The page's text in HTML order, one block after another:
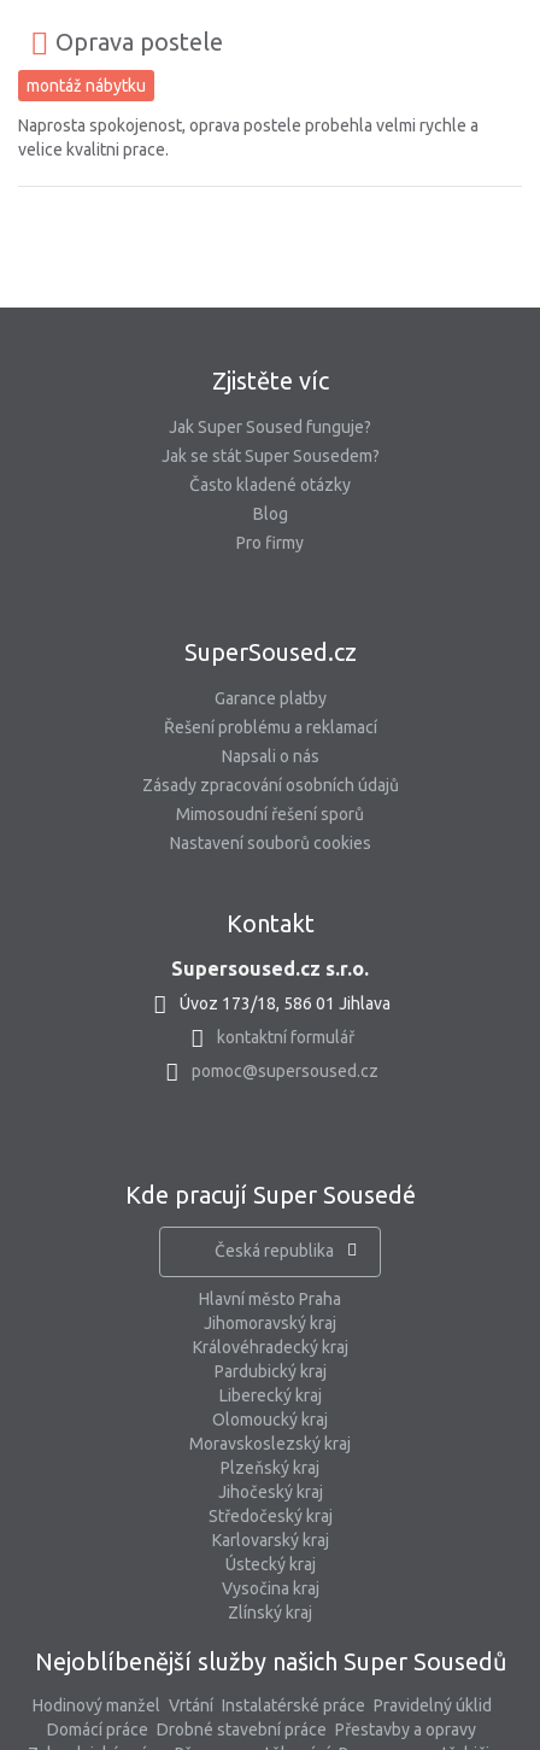
Oprava postele
montáž nábytku
Naprosta spokojenost, oprava postele probehla velmi rychle a
velice kvalitni prace.
Zjistěte víc
Jak Super Soused funguje?
Jak se stát Super Sousedem?
Často kladené otázky
Blog
Pro firmy
SuperSoused.cz
Garance platby
Řešení problému a reklamací
Napsali o nás
Zásady zpracování osobních údajů
Mimosoudní řešení sporů
Nastavení souborů cookies
Kontakt
Supersoused.cz s.r.o.
Úvoz 173/18, 586 01 Jihlava
kontaktní formulář
pomoc@supersoused.cz
Kde pracují Super Sousedé
Česká republika
Hlavní město Praha
Jihomoravský kraj
Královéhradecký kraj
Pardubický kraj
Liberecký kraj
Olomoucký kraj
Moravskoslezský kraj
Plzeňský kraj
Jihočeský kraj
Středočeský kraj
Karlovarský kraj
Ústecký kraj
Vysočina kraj
Zlínský kraj
Nejoblíbenější služby našich Super Sousedů
Hodinový manžel Vrtání Instalatérské práce Pravidelný úklid
Domácí práce Drobné stavební práce Přestavby a opravy